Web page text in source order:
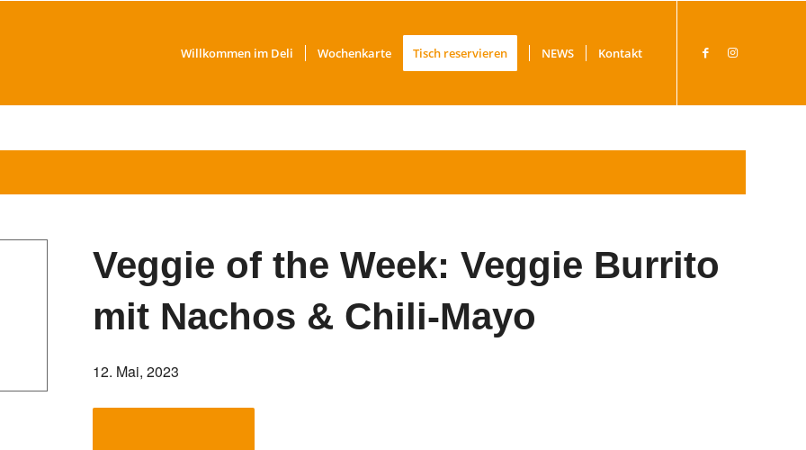
Willkommen im Deli Wochenkarte Tisch reservieren NEWS Kontakt
Veggie of the Week: Veggie Burrito
mit Nachos & Chili-Mayo
12. Mai, 2023